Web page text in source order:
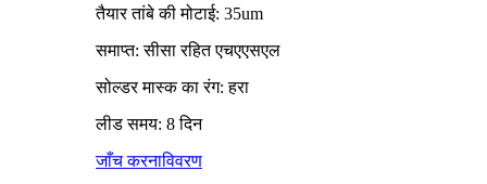
तैयार तांबे की मोटाई: 35um
समाप्त: सीसा रहित एचएएसएल
सोल्डर मास्क का रंग: हरा
लीड समय: 8 दिन
जाँच करनाविवरण